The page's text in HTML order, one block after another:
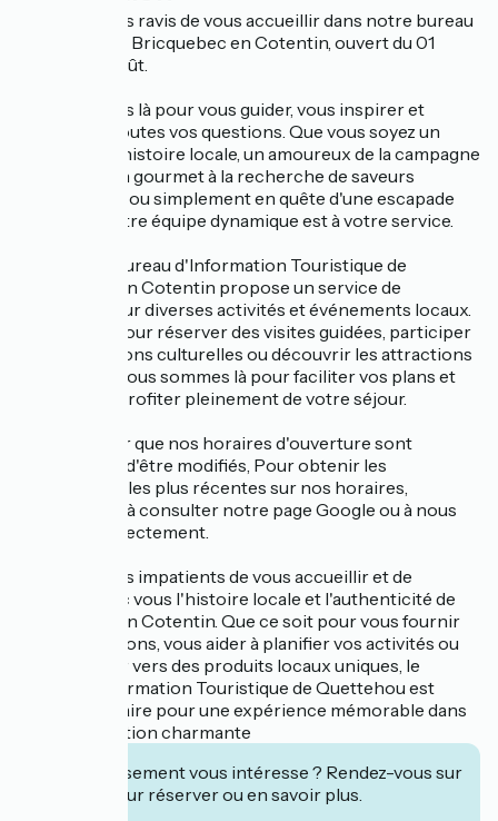
Nous sommes ravis de vous accueillir dans notre bureau
saisonnier de Bricquebec en Cotentin, ouvert du 01
juillet au 31 août.
Nous sommes là pour vous guider, vous inspirer et
répondre à toutes vos questions. Que vous soyez un
passionné d'histoire locale, un amoureux de la campagne
normande, un gourmet à la recherche de saveurs
authentiques ou simplement en quête d'une escapade
tranquille, notre équipe dynamique est à votre service.
En outre, le Bureau d'Information Touristique de
Bricquebec en Cotentin propose un service de
billetterie pour diverses activités et événements locaux.
Que ce soit pour réserver des visites guidées, participer
à des animations culturelles ou découvrir les attractions
à proximité, nous sommes là pour faciliter vos plans et
vous aider à profiter pleinement de votre séjour.
Veuillez noter que nos horaires d'ouverture sont
susceptibles d'être modifiés, Pour obtenir les
informations les plus récentes sur nos horaires,
n'hésitez pas à consulter notre page Google ou à nous
contacter directement.
Nous sommes impatients de vous accueillir et de
partager avec vous l'histoire locale et l'authenticité de
Bricquebec en Cotentin. Que ce soit pour vous fournir
des informations, vous aider à planifier vos activités ou
vous orienter vers des produits locaux uniques, le
Bureau d'Information Touristique de Quettehou est
votre partenaire pour une expérience mémorable dans
cette destination charmante
Cet établissement vous intéresse ? Rendez-vous sur
leur site pour réserver ou en savoir plus.